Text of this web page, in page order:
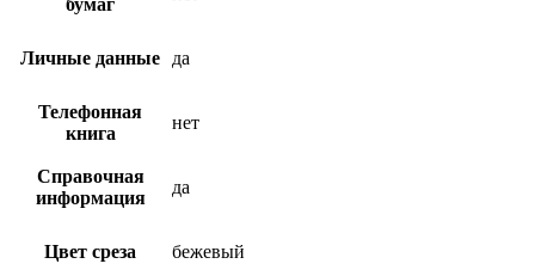
бумаг
Личные данные да
Телефонная
книга
нет
Справочная
информация
да
Цвет среза бежевый